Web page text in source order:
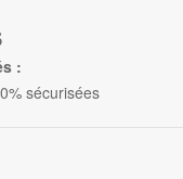
:
sécurisées